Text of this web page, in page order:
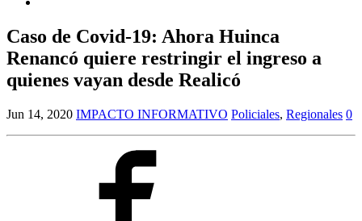
Caso de Covid-19: Ahora Huinca
Renancó quiere restringir el ingreso a
quienes vayan desde Realicó
Jun 14, 2020 IMPACTO INFORMATIVO Policiales, Regionales 0